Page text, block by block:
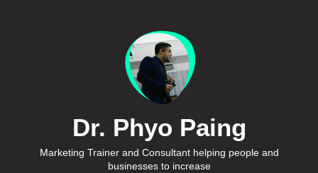
Dr. Phyo Paing
Marketing Trainer and Consultant helping people and
businesses to increase